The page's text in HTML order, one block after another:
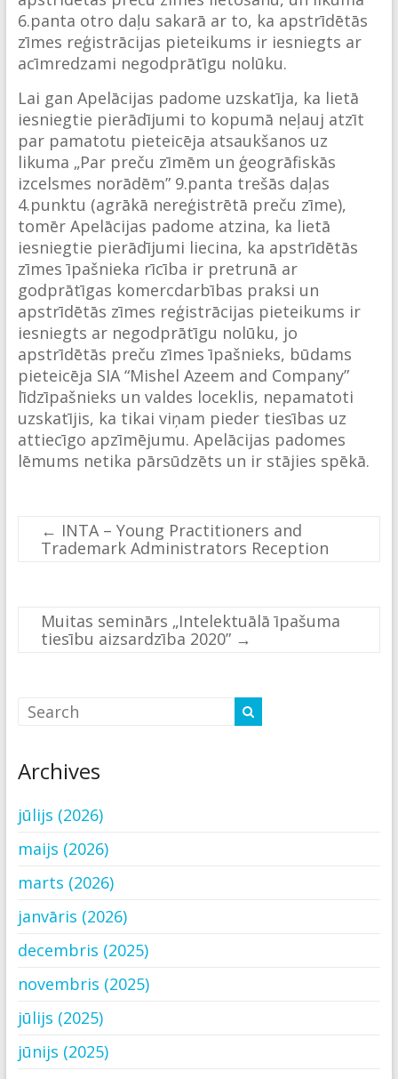
6.panta otro daļu sakarā ar to, ka apstrīdētās
zīmes reģistrācijas pieteikums ir iesniegts ar
acīmredzami negodprātīgu nolūku.
Lai gan Apelācijas padome uzskatīja, ka lietā
iesniegtie pierādījumi to kopumā neļauj atzīt
par pamatotu pieteicēja atsaukšanos uz
likuma „Par preču zīmēm un ģeogrāfiskās
izcelsmes norādēm” 9.panta trešās daļas
4.punktu (agrākā nereģistrētā preču zīme),
tomēr Apelācijas padome atzina, ka lietā
iesniegtie pierādījumi liecina, ka apstrīdētās
zīmes īpašnieka rīcība ir pretrunā ar
godprātīgas komercdarbības praksi un
apstrīdētās zīmes reģistrācijas pieteikums ir
iesniegts ar negodprātīgu nolūku, jo
apstrīdētās preču zīmes īpašnieks, būdams
pieteicēja SIA “Mishel Azeem and Company”
līdzīpašnieks un valdes loceklis, nepamatoti
uzskatījis, ka tikai viņam pieder tiesības uz
attiecīgo apzīmējumu. Apelācijas padomes
lēmums netika pārsūdzēts un ir stājies spēkā.
← INTA – Young Practitioners and
Trademark Administrators Reception
Muitas seminārs „Intelektuālā īpašuma
tiesību aizsardzība 2020” →
Archives
jūlijs (2026)
maijs (2026)
marts (2026)
janvāris (2026)
decembris (2025)
novembris (2025)
jūlijs (2025)
jūnijs (2025)